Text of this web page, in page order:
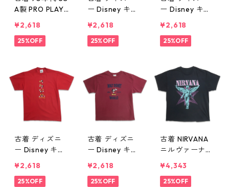
A製 PRO PLAYE
ー・オイラーズ
プリントTシャ
ー 表記：L gd
410355n w608
02
¥2,618
25%OFF
ー Disney キャ
プーさん 刺繍 T
シャツ ベージ
0801
¥2,618
25%OFF
ー Disney キャ
キー プリントT
シャツ ブルー
01
¥2,618
25%OFF
古着 ディズニ
ー Disney キャ
キー 刺繍 Tシャ
ツ レッド 表
¥2,618
25%OFF
古着 ディズニ
ー Disney キャ
キー 刺繍 Tシャ
ツ バーガンデ
¥2,618
25%OFF
古着 NIRVANA
ニルヴァーナ
プリントTシャ
ツ ブラック 表
¥4,343
25%OFF